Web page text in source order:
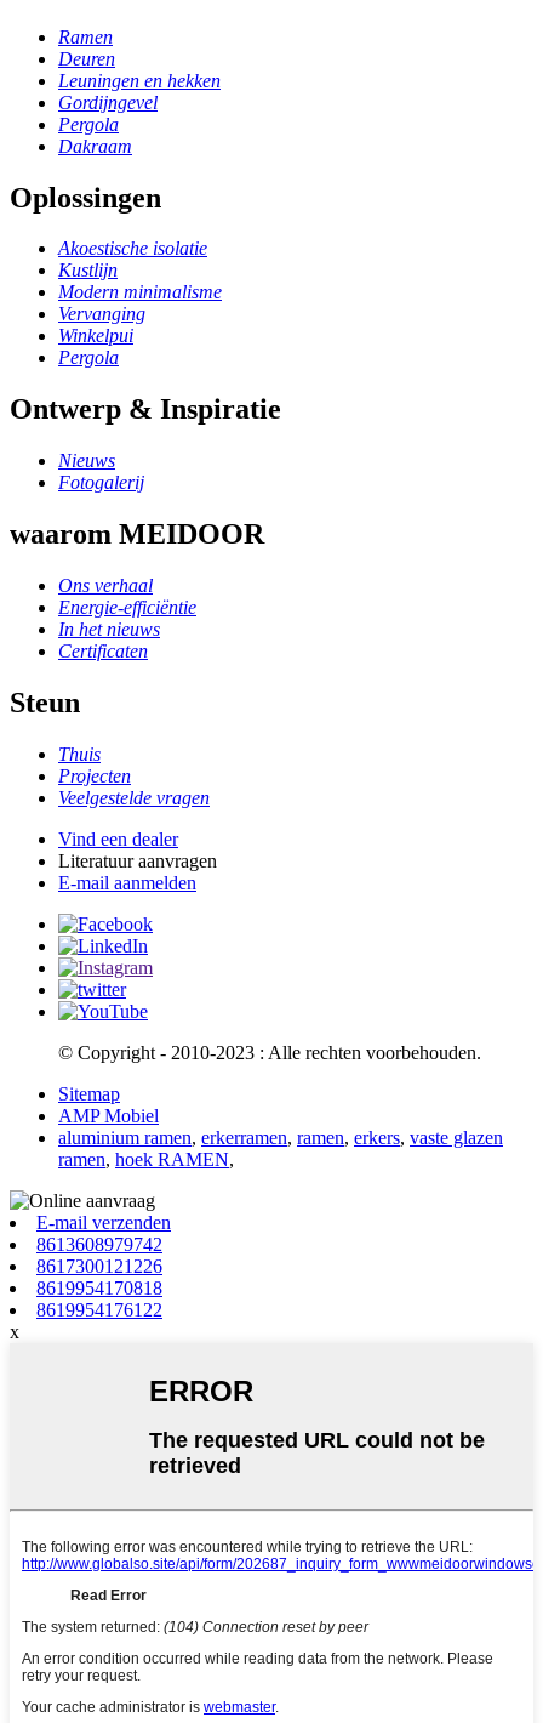
Ramen
Deuren
Leuningen en hekken
Gordijngevel
Pergola
Dakraam
Oplossingen
Akoestische isolatie
Kustlijn
Modern minimalisme
Vervanging
Winkelpui
Pergola
Ontwerp & Inspiratie
Nieuws
Fotogalerij
waarom MEIDOOR
Ons verhaal
Energie-efficiëntie
In het nieuws
Certificaten
Steun
Thuis
Projecten
Veelgestelde vragen
Vind een dealer
Literatuur aanvragen
E-mail aanmelden
© Copyright - 2010-2023 : Alle rechten voorbehouden.
Sitemap
AMP Mobiel
aluminium ramen, erkerramen, ramen, erkers, vaste glazen
ramen, hoek RAMEN,
E-mail verzenden
8613608979742
8617300121226
8619954170818
8619954176122
x